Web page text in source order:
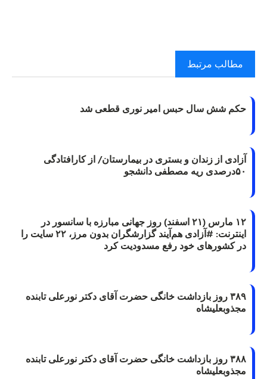
مطالب مرتبط
حکم شش سال حبس امیر نوری قطعی شد
آزادی از زندان و بستری در بیمارستان/ از کارافتادگی
۵۰درصدی ریه مصطفی دانشجو
۱۲ مارس (۲۱ اسفند) روز جهانی مبارزه با سانسور در
اینترنت: #آزادی هم‌آیند گزارشگران‌ بدون مرز، ۲۲ سایت را
در کشورهای خود رفع مسدودیت کرد
۳۸۹ روز بازداشت خانگی حضرت آقای دکتر نورعلی تابنده
مجذوبعلیشاه
۳۸۸ روز بازداشت خانگی حضرت آقای دکتر نورعلی تابنده
مجذوبعلیشاه